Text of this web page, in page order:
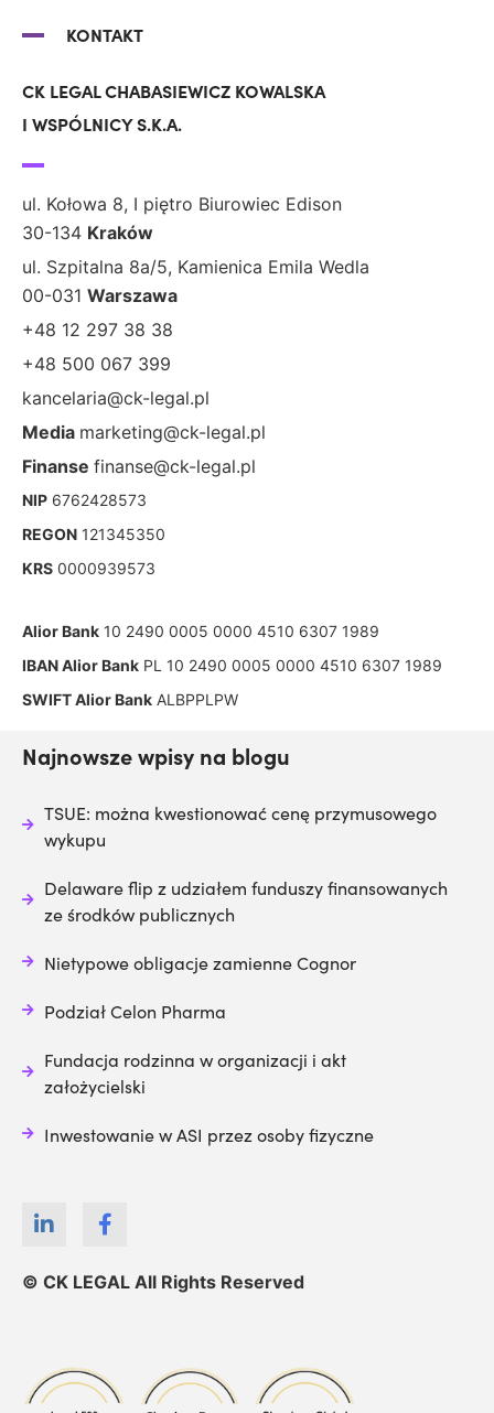
KONTAKT
CK LEGAL CHABASIEWICZ KOWALSKA
I WSPÓLNICY S.K.A.
ul. Kołowa 8, I piętro Biurowiec Edison
30-134 Kraków
ul. Szpitalna 8a/5, Kamienica Emila Wedla
00-031 Warszawa
+48 12 297 38 38
+48 500 067 399
kancelaria@ck-legal.pl
Media marketing@ck-legal.pl
Finanse finanse@ck-legal.pl
NIP 6762428573
REGON 121345350
KRS 0000939573
Alior Bank 10 2490 0005 0000 4510 6307 1989
IBAN Alior Bank PL 10 2490 0005 0000 4510 6307 1989
SWIFT Alior Bank ALBPPLPW
© CK LEGAL All Rights Reserved
Najnowsze wpisy na blogu
TSUE: można kwestionować cenę przymusowego
wykupu
Delaware flip z udziałem funduszy finansowanych
ze środków publicznych
Nietypowe obligacje zamienne Cognor
Podział Celon Pharma
Fundacja rodzinna w organizacji i akt
założycielski
Inwestowanie w ASI przez osoby fizyczne